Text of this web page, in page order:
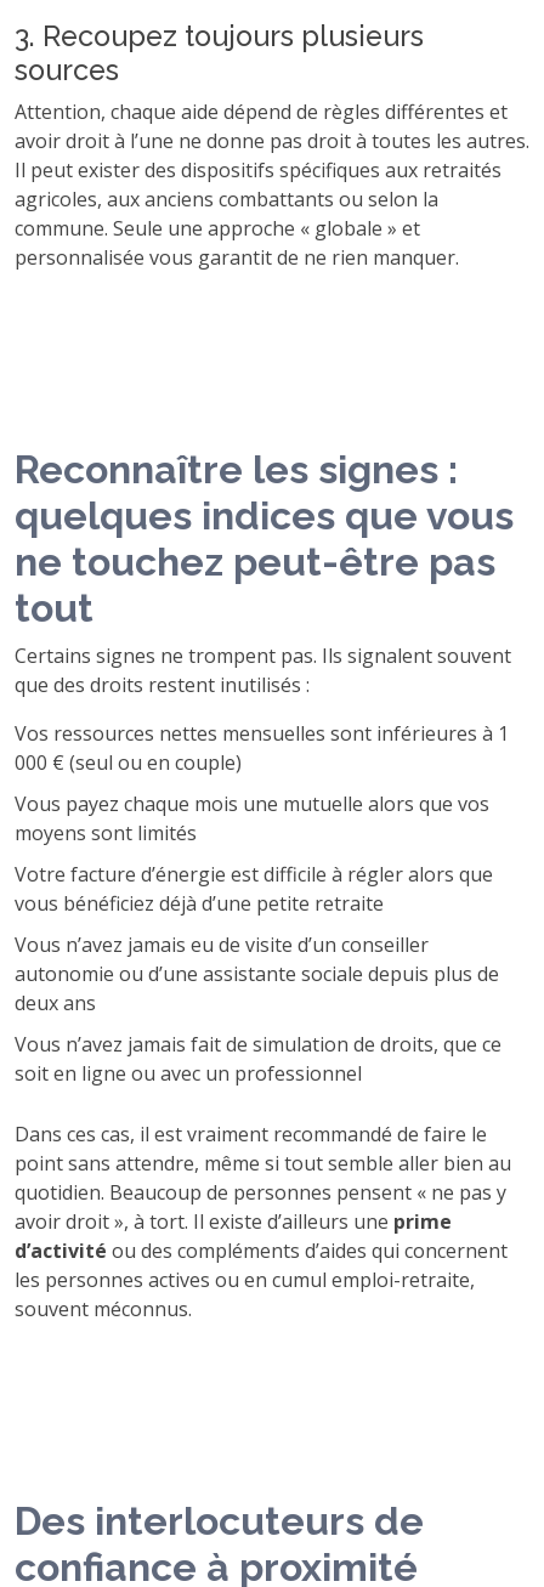
3. Recoupez toujours plusieurs
sources
Attention, chaque aide dépend de règles différentes et
avoir droit à l’une ne donne pas droit à toutes les autres.
Il peut exister des dispositifs spécifiques aux retraités
agricoles, aux anciens combattants ou selon la
commune. Seule une approche « globale » et
personnalisée vous garantit de ne rien manquer.
Reconnaître les signes :
quelques indices que vous
ne touchez peut-être pas
tout
Certains signes ne trompent pas. Ils signalent souvent
que des droits restent inutilisés :
Vos ressources nettes mensuelles sont inférieures à 1
000 € (seul ou en couple)
Vous payez chaque mois une mutuelle alors que vos
moyens sont limités
Votre facture d’énergie est difficile à régler alors que
vous bénéficiez déjà d’une petite retraite
Vous n’avez jamais eu de visite d’un conseiller
autonomie ou d’une assistante sociale depuis plus de
deux ans
Vous n’avez jamais fait de simulation de droits, que ce
soit en ligne ou avec un professionnel
Dans ces cas, il est vraiment recommandé de faire le
point sans attendre, même si tout semble aller bien au
quotidien. Beaucoup de personnes pensent « ne pas y
avoir droit », à tort. Il existe d’ailleurs une prime
d’activité ou des compléments d’aides qui concernent
les personnes actives ou en cumul emploi-retraite,
souvent méconnus.
Des interlocuteurs de
confiance à proximité